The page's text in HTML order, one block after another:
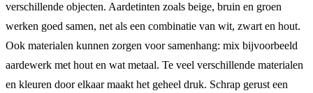
verschillende objecten. Aardetinten zoals beige, bruin en groen
werken goed samen, net als een combinatie van wit, zwart en hout.
Ook materialen kunnen zorgen voor samenhang: mix bijvoorbeeld
aardewerk met hout en wat metaal. Te veel verschillende materialen
en kleuren door elkaar maakt het geheel druk. Schrap gerust een